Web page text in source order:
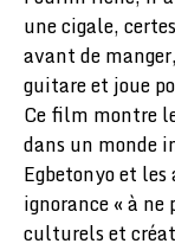
une cigale,
avant de
guitare et joue
Ce film montre
dans un monde
Egbetonyo et
ignorance « à
culturels et